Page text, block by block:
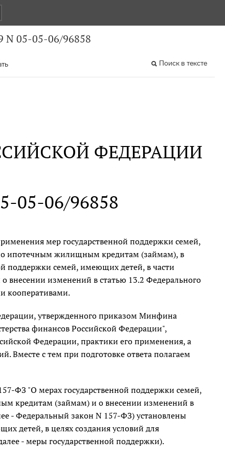
N 05-05-06/96858
Поиск в тексте
ФЕДЕРАЦИИ
05-06/96858
мер государственной поддержки семей,
ипотечным жилищным кредитам (займам), в
поддержки семей, имеющих детей, в части
изменений в статью 13.2 Федерального
кооперативами.
утвержденного приказом Минфина
финансов Российской Федерации",
Федерации, практики его применения, а
Вместе с тем при подготовке ответа полагаем
ФЗ "О мерах государственной поддержки семей,
кредитам (займам) и о внесении изменений в
- Федеральный закон N 157-ФЗ) установлены
детей, в целях создания условий для
- меры государственной поддержки).